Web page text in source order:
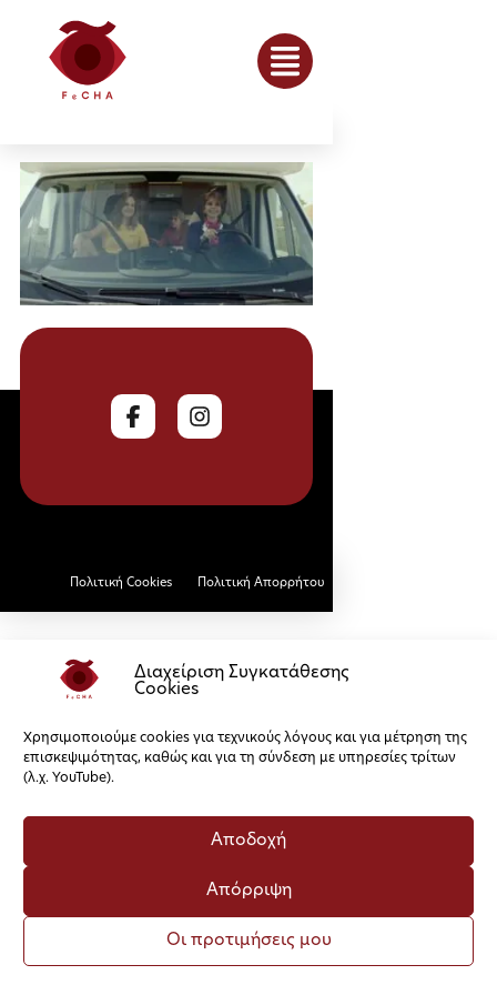
Διαχείριση Συγκατάθεσης
Cookies
Χρησιμοποιούμε cookies για τεχνικούς λόγους και για μέτρηση της
επισκεψιμότητας, καθώς και για τη σύνδεση με υπηρεσίες τρίτων
(λ.χ. YouTube).
Αποδοχή
Απόρριψη
Οι προτιμήσεις μου
Πολιτική Cookies Πολιτική Απορρήτου